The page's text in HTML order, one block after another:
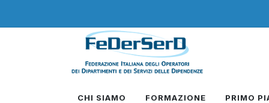
CHI SIAMO FORMAZIONE PRIMO